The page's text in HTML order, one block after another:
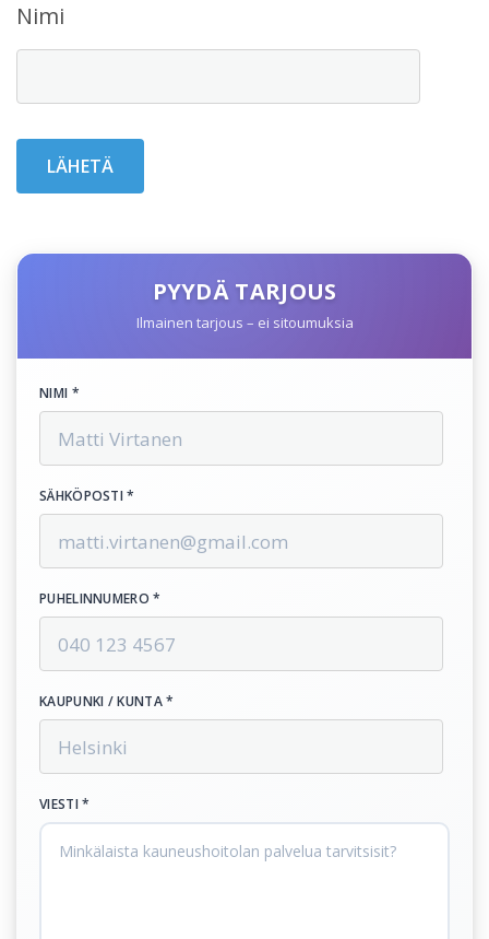
Nimi
PYYDÄ TARJOUS
Ilmainen tarjous – ei sitoumuksia
NIMI *
SÄHKÖPOSTI *
PUHELINNUMERO *
KAUPUNKI / KUNTA *
VIESTI *